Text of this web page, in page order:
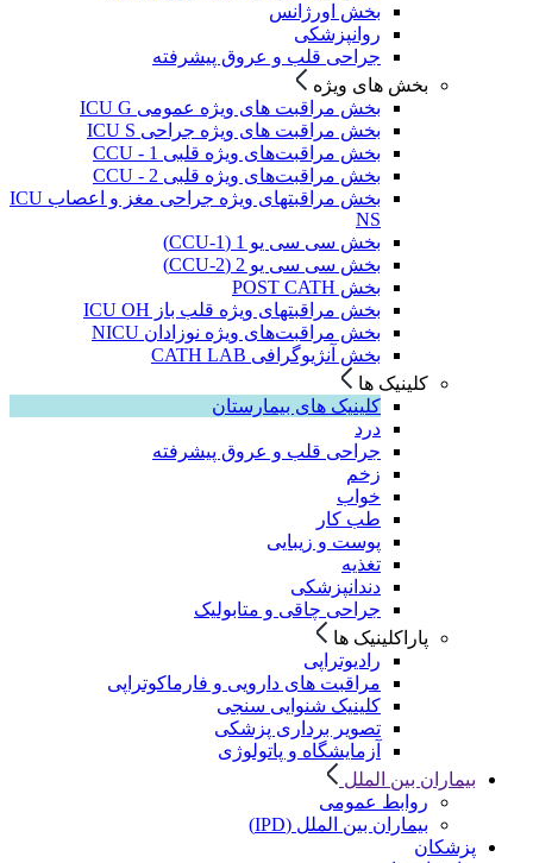
بخش اورژانس
روانپزشکی
جراحی قلب و عروق پیشرفته
بخش های ویژه
بخش مراقبت های ویژه عمومی ICU G
بخش مراقبت های ویژه جراحی ICU S
بخش مراقبت‌های ویژه قلبی CCU - 1
بخش مراقبت‌های ویژه قلبی CCU - 2
بخش مراقبتهای ویژه جراحی مغز و اعصاب ICU
NS
بخش سی سی یو 1 (CCU-1)
بخش سی سی یو 2 (CCU-2)
بخش POST CATH
بخش مراقبتهای ویژه قلب باز ICU OH
بخش مراقبت‌های ویژه نوزادان NICU
بخش آنژیوگرافی CATH LAB
کلینیک ها
کلینیک های بیمارستان
درد
جراحی قلب و عروق پیشرفته
زخم
خواب
طب کار
پوست و زیبایی
تغذیه
دندانپزشکی
جراحی چاقی و متابولیک
پاراکلینیک ها
رادیوتراپی
مراقبت های دارویی و فارماکوتراپی
کلینیک شنوایی سنجی
تصویر برداری پزشکی
آزمایشگاه و پاتولوژی
بیماران بین الملل
روابط عمومی
بیماران بین الملل (IPD)
پزشکان